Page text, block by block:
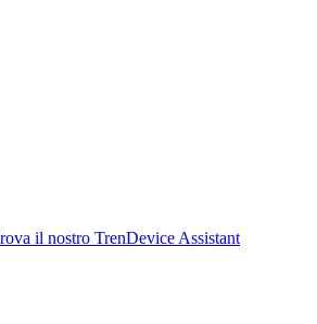
il nostro TrenDevice Assistant